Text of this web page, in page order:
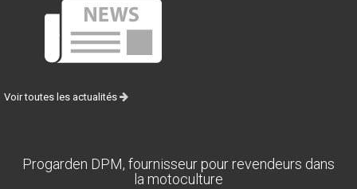
Voir toutes les actualités
Progarden DPM, fournisseur pour revendeurs dans
la motoculture